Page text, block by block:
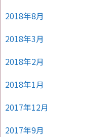
2018年8月
2018年3月
2018年2月
2018年1月
2017年12月
2017年9月